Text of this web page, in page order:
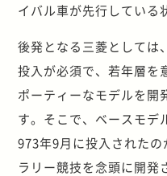
イバル車が先行している
後発となる三菱としては
投入が必須で、若年層を
ポーティーなモデルを開
す。そこで、ベースモデ
973年9月に投入されたの
ラリー競技を念頭に開発